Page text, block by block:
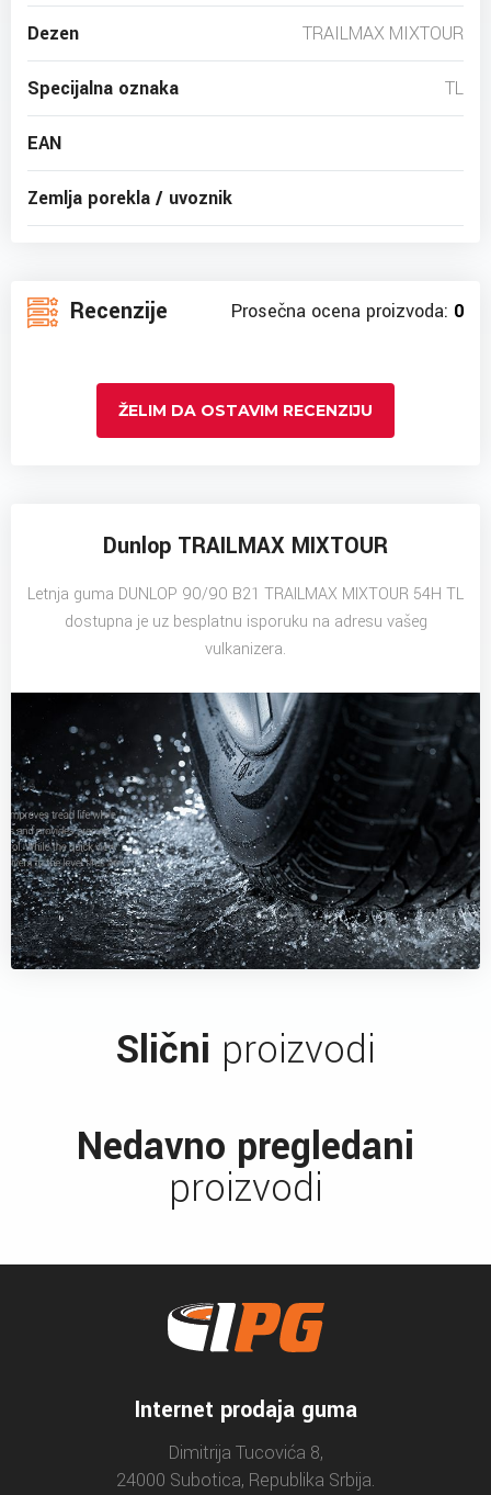
Dezen TRAILMAX MIXTOUR
Specijalna oznaka TL
EAN
Zemlja porekla / uvoznik
Recenzije Prosečna ocena proizvoda: 0
ŽELIM DA OSTAVIM RECENZIJU
Dunlop TRAILMAX MIXTOUR
Letnja guma DUNLOP 90/90 B21 TRAILMAX MIXTOUR 54H TL
dostupna je uz besplatnu isporuku na adresu vašeg
vulkanizera.
Slični proizvodi
Nedavno pregledani
proizvodi
Internet prodaja guma
Dimitrija Tucovića 8,
24000 Subotica, Republika Srbija.